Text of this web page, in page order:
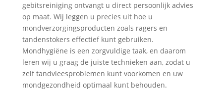
gebitsreiniging ontvangt u direct persoonlijk advies
op maat. Wij leggen u precies uit hoe u
mondverzorgingsproducten zoals ragers en
tandenstokers effectief kunt gebruiken.
Mondhygiëne is een zorgvuldige taak, en daarom
leren wij u graag de juiste technieken aan, zodat u
zelf tandvleesproblemen kunt voorkomen en uw
mondgezondheid optimaal kunt behouden.